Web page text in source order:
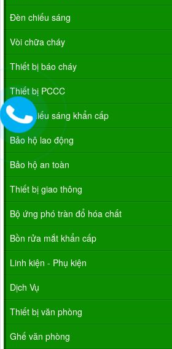
Đèn chiếu sáng
Vòi chữa cháy
Thiết bị báo cháy
Thiết bị PCCC
Đèn chiếu sáng khẩn cấp
Bảo hộ lao động
Bảo hộ an toàn
Thiết bị giao thông
Bộ ứng phó tràn đổ hóa chất
Bồn rửa mắt khẩn cấp
Linh kiện - Phụ kiện
Dịch Vụ
Thiết bị văn phòng
Ghế văn phòng